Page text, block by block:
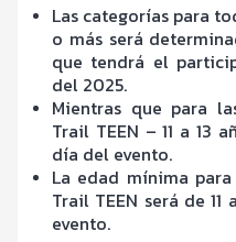
Las categorías para
o más será
que tendrá el
del 2025.
Mientras que para
Trail TEEN – 11 a 13
día del evento.
La edad mínima
Trail TEEN será de
evento.